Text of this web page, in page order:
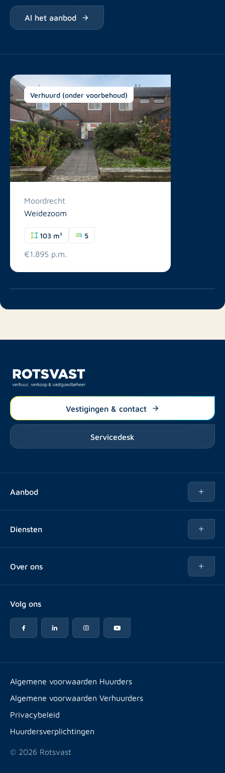
Al het aanbod
Verhuurd (onder voorbehoud)
Moordrecht
Weidezoom
103 m² 5
€1.895 p.m.
Vestigingen & contact
Servicedesk
Aanbod
Diensten
Vastgoedbeheer
Advies
Expats
Energielabel
Over ons
Veelgestelde vragen
Reviews
Artikelen
Volg ons
Algemene voorwaarden Huurders
Algemene voorwaarden Verhuurders
Privacybeleid
Huurdersverplichtingen
© 2026 Rotsvast